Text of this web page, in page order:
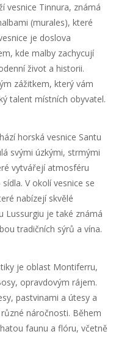
vesnice Tinnura, známá
(murales), které
je doslova
kde malby zachycují
život a historii.
zážitkem, který vám
talent místních obyvatel.
horská vesnice Santu
svými úzkými, strmými
vytvářejí atmosféru
V okolí vesnice se
nabízejí skvělé
Lussurgiu je také známá
tradičních sýrů a vína.
je oblast Montiferru,
opravdovým rájem.
pastvinami a útesy a
náročnosti. Během
faunu a flóru, včetně